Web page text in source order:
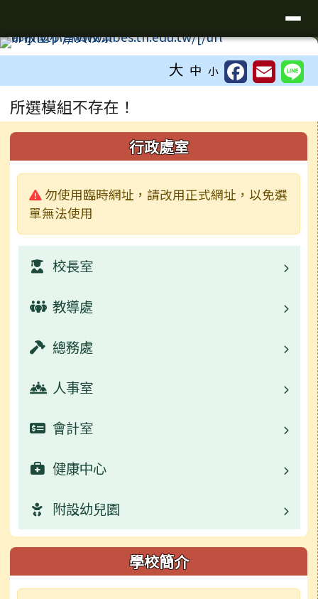
大 中 小
主內容區域
所選模組不存在！
下中右區域內容
左邊區域內容 行政處室
警告:
勿使用臨時網址，請改用正式網址，以免選
單無法使用
校長室
業務職掌
校園公告
活動相簿
教導處
業務職掌
校園公告
學生事務宣導
活動相簿
榮譽榜
行事曆
學生影音
總務處
業務職掌
校園公告
數位學習資源
活動相簿
榮譽榜
行事曆
人事室
業務職掌
校園公告
常用連結
活動相簿
榮譽榜
會計室
業務職掌
校園公告
常用連結
健康中心
業務職掌
校園公告
活動相簿
附設幼兒園
校園公告
業務職掌
學校簡介
頁尾區域